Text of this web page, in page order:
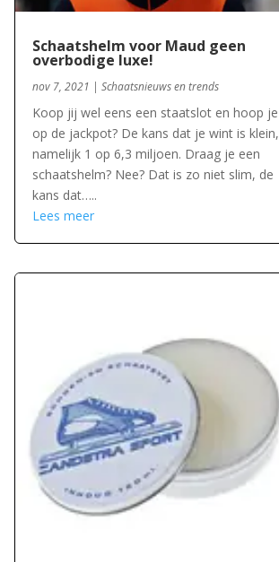
Schaatshelm voor Maud geen
overbodige luxe!
nov 7, 2021 | Schaatsnieuws en trends
Koop jij wel eens een staatslot en hoop je
op de jackpot? De kans dat je wint is klein,
namelijk 1 op 6,3 miljoen. Draag je een
schaatshelm? Nee? Dat is zo niet slim, de
kans dat…..
Lees meer